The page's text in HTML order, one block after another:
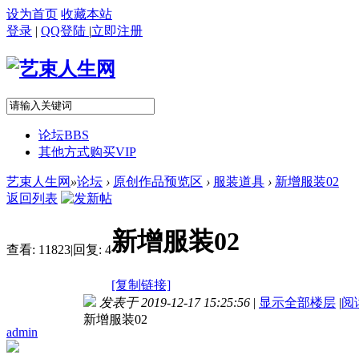
设为首页 收藏本站
登录 | QQ登陆 |立即注册
论坛BBS
其他方式购买VIP
艺束人生网 »论坛 › 原创作品预览区 › 服装道具 › 新增服装02
返回列表
查看: 11823|回复: 4新增服装02
[复制链接]
admin
发表于 2019-12-17 15:25:56 | 显示全部楼层 |阅
新增服装02